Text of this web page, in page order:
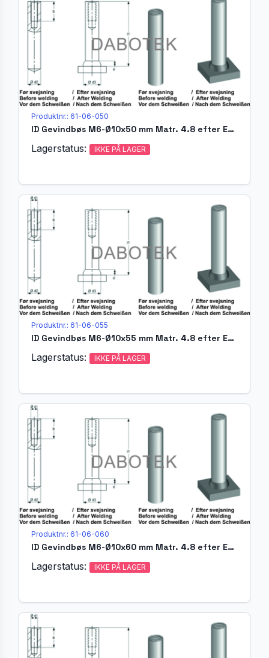
Produktnr.: 61-06-050
ID Gevindbøs M6-Ø10x50 mm Matr. 4.8 efter EN ISO 13918
Lagerstatus: IKKE PÅ LAGER
Produktnr.: 61-06-055
ID Gevindbøs M6-Ø10x55 mm Matr. 4.8 efter EN ISO 13918
Lagerstatus: IKKE PÅ LAGER
Produktnr.: 61-06-060
ID Gevindbøs M6-Ø10x60 mm Matr. 4.8 efter EN ISO 13918
Lagerstatus: IKKE PÅ LAGER